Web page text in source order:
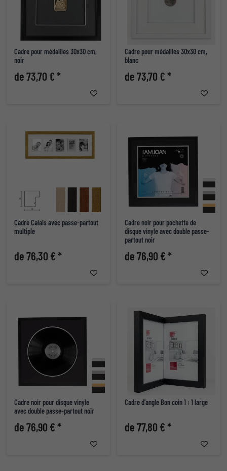
Cadre pour médailles 30x30 cm,
noir
de 73,70 € *
Cadre pour médailles 30x30 cm,
blanc
de 73,70 € *
Cadre Calais avec passe-partout
multiple
de 76,30 € *
Cadre noir pour pochette de
disque vinyle avec double passe-
partout noir
de 76,90 € *
Cadre noir pour disque vinyle
avec double passe-partout noir
de 76,90 € *
Cadre d'angle Bon coin 1 : 1 large
de 77,80 € *